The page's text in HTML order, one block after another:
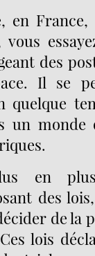
en
des
Il se
quelque
un monde
en
des
de la
lois